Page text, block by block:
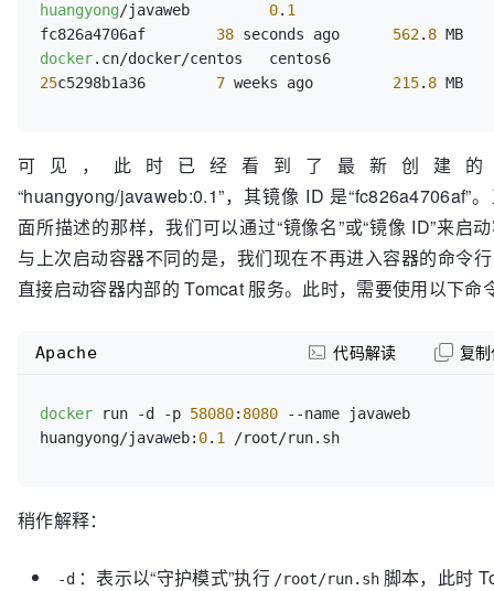
huangyong/javaweb 0. 1
fc826a4706af 38 seconds ago 562. 8
docker
25c5298b1a36 7 weeks ago 215. 8
可见，此时已经看到了最新创建的
“huangyong/javaweb:0.1”，其镜像 ID 是“fc826a4706af”
面所描述的那样，我们可以通过“镜像名”或“镜像 ID”来启
与上次启动容器不同的是，我们现在不再进入容器的命令
直接启动容器内部的 Tomcat 服务。此时，需要使用以下命
docker run -d -p 58080: 8080 --name javaweb
huangyong/javaweb: 0. 1
Apache 代码解读 复
稍作解释：
-d ：表示以“守护模式”执行 /root/run.sh 脚本，此时